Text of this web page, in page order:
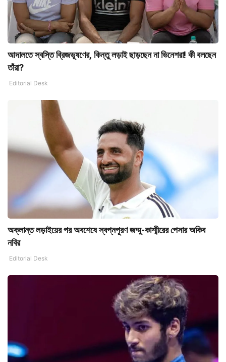
আদালতে স্বস্তি ব্রিজভূষণের, কিন্তু লড়াই ছাড়ছেন না ভিনেশরা! কী বলছেন
তাঁরা?
Editorial Desk
অক্লান্ত লড়াইয়ের পর অবশেষে স্বপ্নপূরণ জম্মু-কাশ্মীরের পেসার অকিব
নবির
Editorial Desk